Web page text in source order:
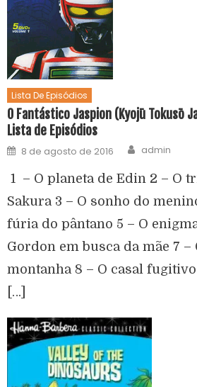
Lista De Episódios
O Fantástico Jaspion (Kyojū Tokusō
Lista de Episódios
8 de agosto de 2016 admin
1 – O planeta de Edin 2 – O
Sakura 3 – O sonho do
fúria do pântano 5 – O
Gordon em busca da mãe 7 –
montanha 8 – O casal
[…]